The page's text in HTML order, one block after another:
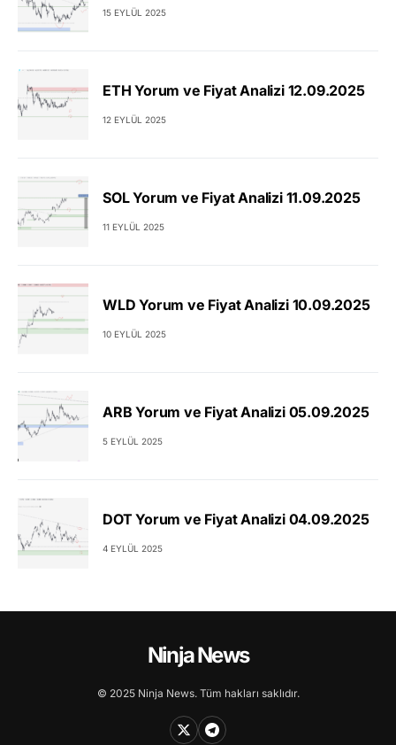
15 EYLÜL 2025
ETH Yorum ve Fiyat Analizi 12.09.2025
12 EYLÜL 2025
SOL Yorum ve Fiyat Analizi 11.09.2025
11 EYLÜL 2025
WLD Yorum ve Fiyat Analizi 10.09.2025
10 EYLÜL 2025
ARB Yorum ve Fiyat Analizi 05.09.2025
5 EYLÜL 2025
DOT Yorum ve Fiyat Analizi 04.09.2025
4 EYLÜL 2025
Ninja News
© 2025 Ninja News. Tüm hakları saklıdır.